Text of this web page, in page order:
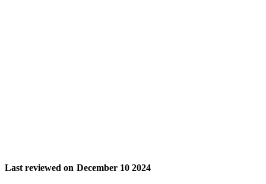
Last reviewed on December 10 2024